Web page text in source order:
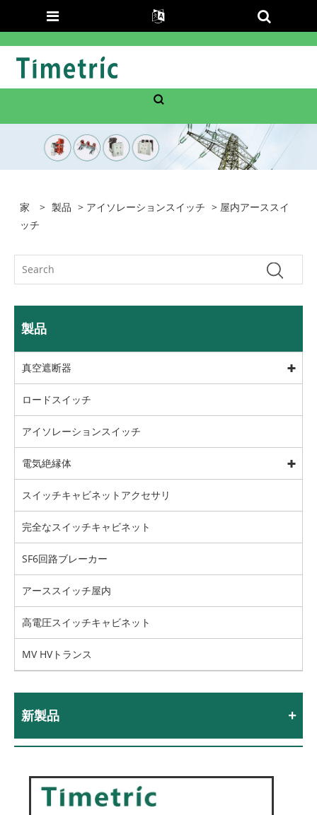
家 > 製品 > アイソレーションスイッチ > 屋内アーススイ
ッチ
製品
真空遮断器
ロードスイッチ
アイソレーションスイッチ
電気絶縁体
スイッチキャビネットアクセサリ
完全なスイッチキャビネット
SF6回路ブレーカー
アーススイッチ屋内
高電圧スイッチキャビネット
MV HVトランス
新製品